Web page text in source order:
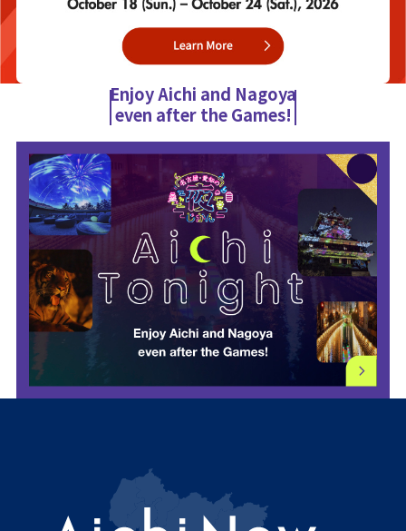
Enjoy Aichi and Nagoya
even after the Games!